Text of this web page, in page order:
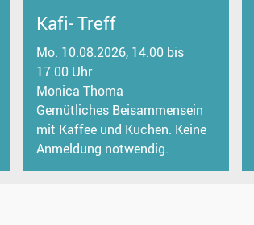
Kafi- Treff
Mo. 10.08.2026, 14.00 bis
17.00 Uhr
Monica Thoma
Gemütliches Beisammensein
mit Kaffee und Kuchen. Keine
Anmeldung notwendig.